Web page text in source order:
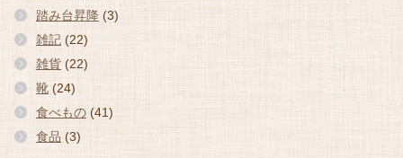
踏み台昇降 (3)
雑記 (22)
雑貨 (22)
靴 (24)
食べもの (41)
食品 (3)